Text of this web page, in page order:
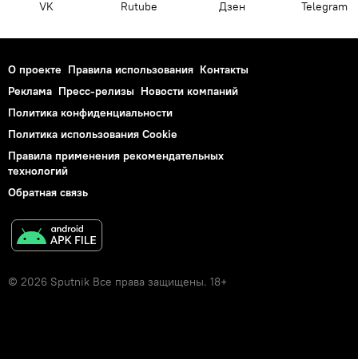
VK Rutube Дзен Telegram
О проекте Правила использования Контакты
Реклама Пресс-релизы Новости компаний
Политика конфиденциальности
Политика использования Cookie
Правила применения рекомендательных
технологий
Обратная связь
© 2026 Sputnik Все права защищены. 18+